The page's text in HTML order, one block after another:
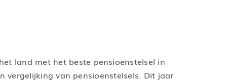
land met het beste pensioenstelsel in
vergelijking van pensioenstelsels. Dit jaar